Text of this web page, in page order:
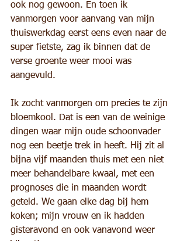
ook nog gewoon. En toen ik
vanmorgen voor aanvang van mijn
thuiswerkdag eerst eens even naar de
super fietste, zag ik binnen dat de
verse groente weer mooi was
aangevuld.
Ik zocht vanmorgen om precies te zijn
bloemkool. Dat is een van de weinige
dingen waar mijn oude schoonvader
nog een beetje trek in heeft. Hij zit al
bijna vijf maanden thuis met een niet
meer behandelbare kwaal, met een
prognoses die in maanden wordt
geteld. We gaan elke dag bij hem
koken; mijn vrouw en ik hadden
gisteravond en ook vanavond weer